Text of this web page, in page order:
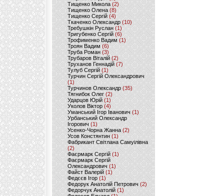
Тищенко Микола (2)
Тищенко Олена (8)
Тищенко Сергій (4)
Ткаченко Олександр (10)
Требушкін Руслан (1)
Тригубенко Сергій(6)
Трофименко Вадим (1)
Троян Вадим (6)
Труба Роман(3)
Трубаров Віталій (2)
Труханов Геннадій (7)
Тулуб Сергій(1)
Турчин Сергій Олександрович
(1)
Турчинов Олександр(35)
Тягнибок Олег (2)
Ударцов Юрій (1)
Уколов Віктор(4)
Уманський Ігор Іванович(1)
Урбанський Олександр
Ігорович (1)
Усенко-Чорна Жанна (2)
Усов Констянтин(1)
Фабрикант Світлана Самуілівна
(2)
Фаєрмарк Сергій(1)
Фаєрмарк Сергій
Олександрович (1)
Файст Валерій(1)
Федєєв Ігор (1)
Федорук Анатолій Петрович (2)
Федорчук Анатолій (1)